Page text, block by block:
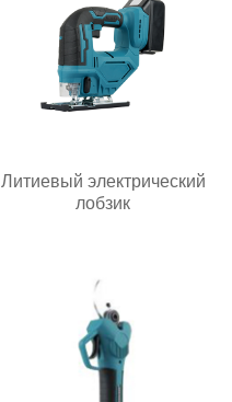
Литиевый электрический
лобзик